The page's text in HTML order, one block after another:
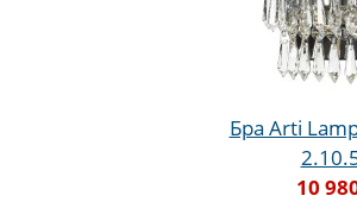
Бра Arti
10